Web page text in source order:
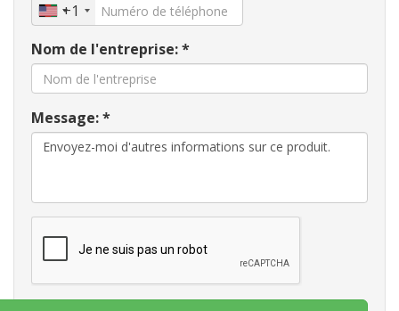
+1
Nom de l'entreprise: *
Message: *